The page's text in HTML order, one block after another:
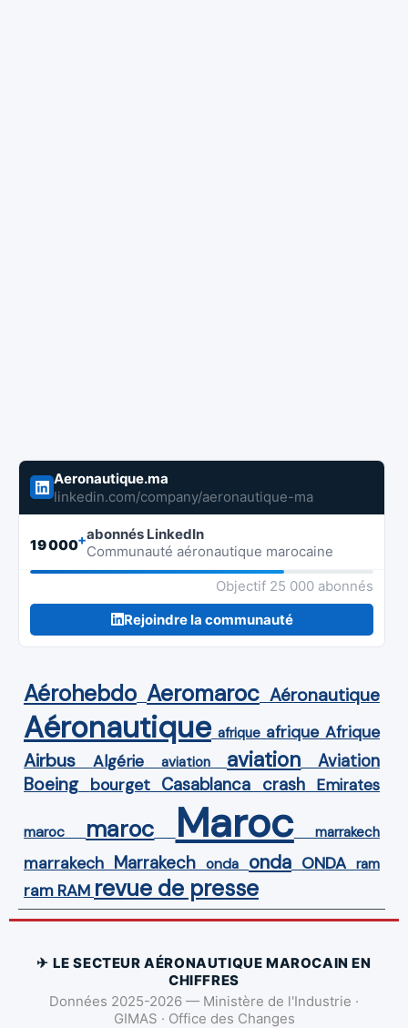
Aeronautique.ma
linkedin.com/company/aeronautique-ma
19 000+abonnés LinkedIn
Communauté aéronautique marocaine
Objectif 25 000 abonnés
Rejoindre la communauté
Aérohebdo Aeromaroc Aéronautique
Aéronautique afrique afrique Afrique
Airbus Algérie aviation aviation Aviation
Boeing bourget Casablanca crash Emirates
maroc maroc Maroc marrakech
marrakech Marrakech onda onda ONDA ram
ram RAM revue de presse
✈ LE SECTEUR AÉRONAUTIQUE MAROCAIN EN
CHIFFRES
Données 2025-2026 — Ministère de l'Industrie ·
GIMAS · Office des Changes